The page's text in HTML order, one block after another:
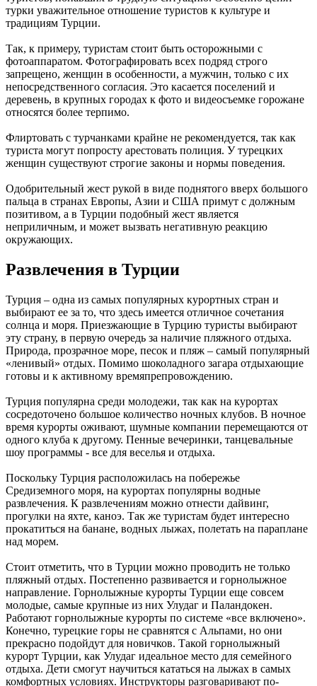
турки уважительное отношение туристов к культуре и
традициям Турции.
Так, к примеру, туристам стоит быть осторожными с
фотоаппаратом. Фотографировать всех подряд строго
запрещено, женщин в особенности, а мужчин, только с их
непосредственного согласия. Это касается поселений и
деревень, в крупных городах к фото и видеосъемке горожане
относятся более терпимо.
Флиртовать с турчанками крайне не рекомендуется, так как
туриста могут попросту арестовать полиция. У турецких
женщин существуют строгие законы и нормы поведения.
Одобрительный жест рукой в виде поднятого вверх большого
пальца в странах Европы, Азии и США примут с должным
позитивом, а в Турции подобный жест является
неприличным, и может вызвать негативную реакцию
окружающих.
Развлечения в Турции
Турция – одна из самых популярных курортных стран и
выбирают ее за то, что здесь имеется отличное сочетания
солнца и моря. Приезжающие в Турцию туристы выбирают
эту страну, в первую очередь за наличие пляжного отдыха.
Природа, прозрачное море, песок и пляж – самый популярный
«ленивый» отдых. Помимо шоколадного загара отдыхающие
готовы и к активному времяпрепровождению.
Турция популярна среди молодежи, так как на курортах
сосредоточено большое количество ночных клубов. В ночное
время курорты оживают, шумные компании перемещаются от
одного клуба к другому. Пенные вечеринки, танцевальные
шоу программы - все для веселья и отдыха.
Поскольку Турция расположилась на побережье
Средиземного моря, на курортах популярны водные
развлечения. К развлечениям можно отнести дайвинг,
прогулки на яхте, каноэ. Так же туристам будет интересно
прокатиться на банане, водных лыжах, полетать на параплане
над морем.
Стоит отметить, что в Турции можно проводить не только
пляжный отдых. Постепенно развивается и горнолыжное
направление. Горнолыжные курорты Турции еще совсем
молодые, самые крупные из них Улудаг и Паландокен.
Работают горнолыжные курорты по системе «все включено».
Конечно, турецкие горы не сравнятся с Альпами, но они
прекрасно подойдут для новичков. Такой горнолыжный
курорт Турции, как Улудаг идеальное место для семейного
отдыха. Дети смогут научиться кататься на лыжах в самых
комфортных условиях. Инструкторы разговаривают по-